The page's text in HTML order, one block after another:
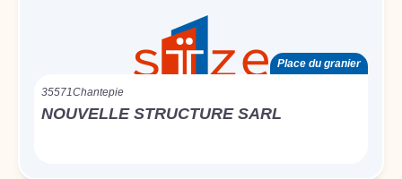
Place du granier
35571Chantepie
NOUVELLE STRUCTURE SARL